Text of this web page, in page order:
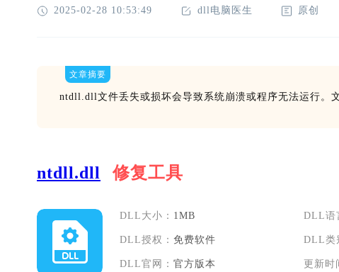
2025-02-28 10:53:49 dll电脑医生 原创
文章摘要
ntdll.dll文件丢失或损坏会导致系统崩溃或程序无法运行。
ntdll.dll 修复工具
DLL大小： 1MB
DLL授权： 免费软件
DLL官网： 官方版本
DLL语
DLL类
更新时